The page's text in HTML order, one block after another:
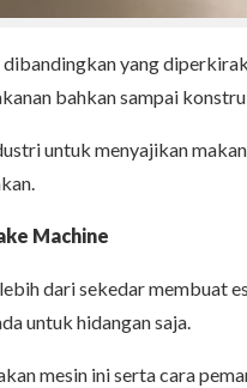
dibandingkan yang
bahkan sampai
untuk menyajikan
Machine
dari sekedar membuat
untuk hidangan saja.
mesin ini serta cara